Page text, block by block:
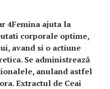
4Femina ajuta la
corporale optime,
avand si o actiune
Se administrează
anuland astfel
Extractul de Ceai